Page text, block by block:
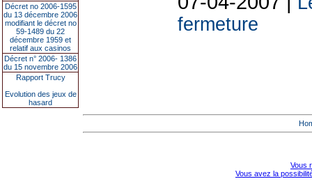
Décret no 2006-1595
du 13 décembre 2006
modifiant le décret no
59-1489 du 22
décembre 1959 et
relatif aux casinos
Décret n° 2006- 1386
du 15 novembre 2006
Rapport Trucy
Evolution des jeux de
hasard
fermeture
Vous
Vous avez la